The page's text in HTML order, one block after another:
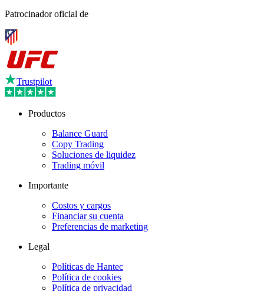
Patrocinador oficial de
Trustpilot
Productos
Balance Guard
Copy Trading
Soluciones de liquidez
Trading móvil
Importante
Costos y cargos
Financiar su cuenta
Preferencias de marketing
Legal
Políticas de Hantec
Política de cookies
Política de privacidad